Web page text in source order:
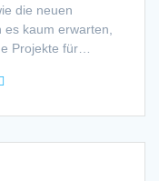
die neuen
kaum erwarten,
Projekte für…